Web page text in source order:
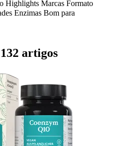
Highlights Marcas Formato
Enzimas Bom para
artigos